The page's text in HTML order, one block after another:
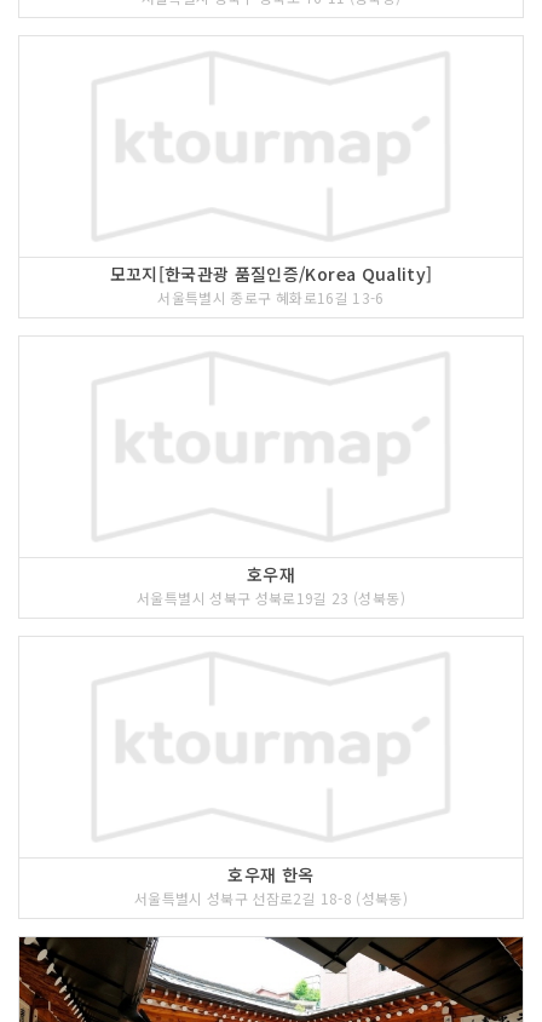
모꼬지[한국관광 품질인증/Korea Quality]
서울특별시 종로구 혜화로16길 13-6
호우재
서울특별시 성북구 성북로19길 23 (성북동)
호우재 한옥
서울특별시 성북구 선잠로2길 18-8 (성북동)